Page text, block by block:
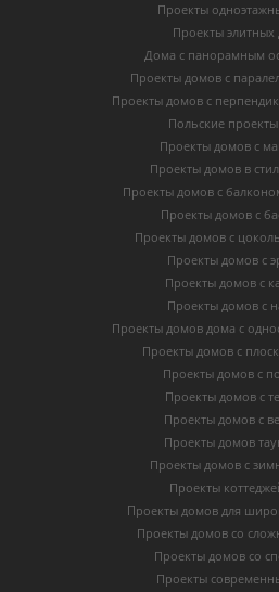
Проекты
Проекты элитных
Дома с панорамным
Проекты домов с
Проекты домов с
Польские
Проекты домов с
Проекты домов в
Проекты домов с
Проекты домов с
Проекты домов с
Проекты домов с
Проекты домов с
Проекты домов с
Проекты домов дома с
Проекты домов с
Проекты домов с
Проекты домов с
Проекты домов с
Проекты домов
Проекты домов с
Проекты
Проекты домов для
Проекты домов со
Проекты домов со
Проекты